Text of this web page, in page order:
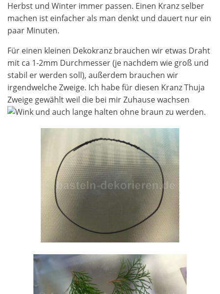
Herbst und Winter immer passen. Einen Kranz selber
machen ist einfacher als man denkt und dauert nur ein
paar Minuten.
Für einen kleinen Dekokranz brauchen wir etwas Draht
mit ca 1-2mm Durchmesser (je nachdem wie groß und
stabil er werden soll), außerdem brauchen wir
irgendwelche Zweige. Ich habe für diesen Kranz Thuja
Zweige gewählt weil die bei mir Zuhause wachsen
und auch lange halten ohne braun zu werden.